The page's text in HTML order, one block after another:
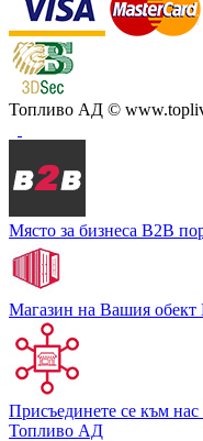
Топливо АД ©
Място за бизнеса В2В
Магазин на Вашия обект
Присъединете се към нас
Топливо АД